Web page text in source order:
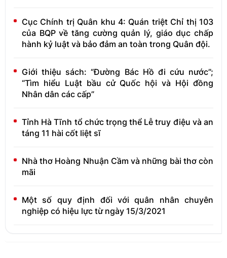
Cục Chính trị Quân khu 4: Quán triệt Chỉ thị 103
của BQP về tăng cường quản lý, giáo dục chấp
hành kỷ luật và bảo đảm an toàn trong Quân đội.
Giới thiệu sách: “Đường Bác Hồ đi cứu nước”;
“Tìm hiểu Luật bầu cử Quốc hội và Hội đồng
Nhân dân các cấp”
Tỉnh Hà Tĩnh tổ chức trọng thể Lễ truy điệu và an
táng 11 hài cốt liệt sĩ
Nhà thơ Hoàng Nhuận Cầm và những bài thơ còn
mãi
Một số quy định đối với quân nhân chuyên
nghiệp có hiệu lực từ ngày 15/3/2021